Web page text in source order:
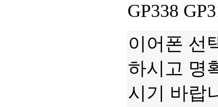
GP338
이어폰 선
하시고 명
시기 바랍